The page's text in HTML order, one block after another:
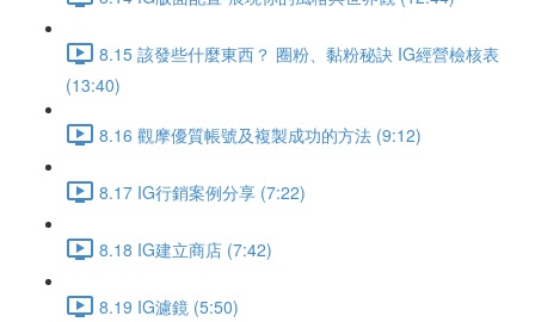
8.15 該發些什麼東西？ 圈粉、黏粉秘訣 IG經營檢核表
(13:40)
8.16 觀摩優質帳號及複製成功的方法 (9:12)
8.17 IG行銷案例分享 (7:22)
8.18 IG建立商店 (7:42)
8.19 IG濾鏡 (5:50)